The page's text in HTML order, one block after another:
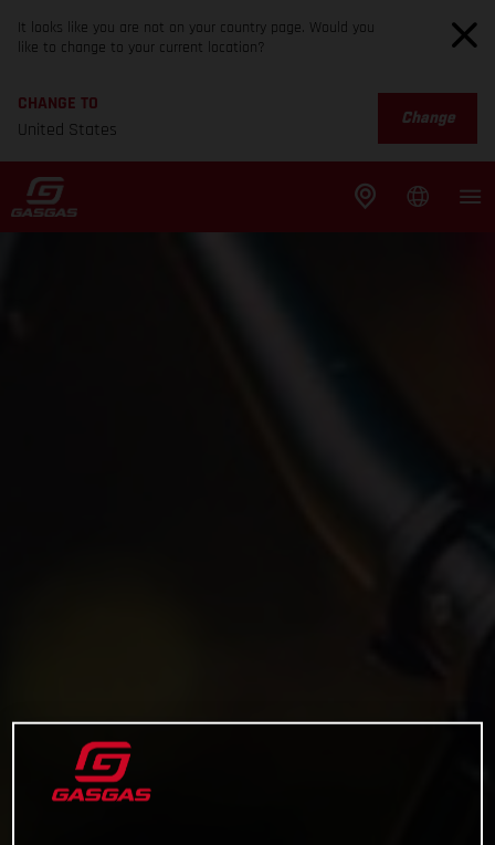
It looks like you are not on your country page. Would you
like to change to your current location?
CHANGE TO
United States
Change